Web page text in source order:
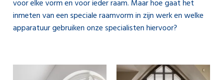
voor elke vorm en voor ieder raam. Maar hoe gaat het
inmeten van een speciale raamvorm in zijn werk en welke
apparatuur gebruiken onze specialisten hiervoor?